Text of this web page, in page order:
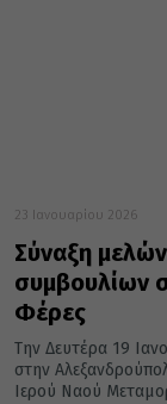
23 Ιανουαρίου 2026
Σύναξη
συμβουλίων
Φέρες
Την Δευτέρα 19
στην
Ιερού Ναού